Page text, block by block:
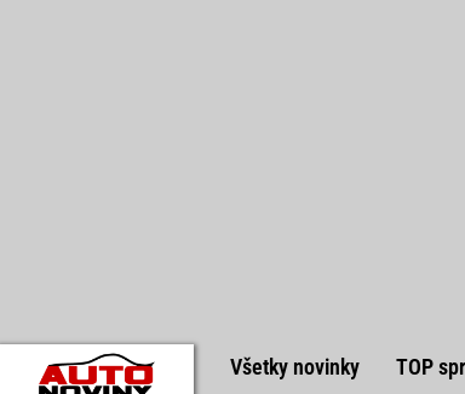
Všetky novinky TOP